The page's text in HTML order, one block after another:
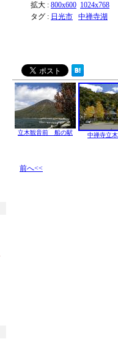
拡大 : 800x600 1024x768
タグ : 日光市 中禅寺湖
立木観音前 船の駅 中禅寺立
前へ<<